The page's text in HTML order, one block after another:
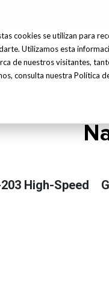
cookies se utilizan para
Utilizamos esta
de nuestros visitantes,
consulta nuestra Política
Máquinas y
Herramientas
High-Speed